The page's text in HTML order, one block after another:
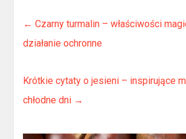
← Czarny turmalin – właściwości
działanie ochronne
Krótkie cytaty o jesieni – inspirujące
chłodne dni →